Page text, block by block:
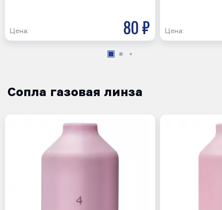
Цена: 80 р Цена:
Сопла газовая линза